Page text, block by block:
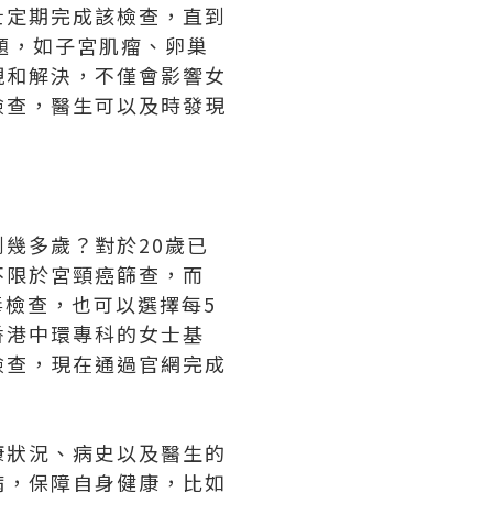
期完成該檢查，直到
如子宮肌瘤、卵巢
解決，不僅會影響女
，醫生可以及時發現
多歲？對於20歲已
於宮頸癌篩查，而
查，也可以選擇每5
中環專科的女士基
，現在通過官網完成
況、病史以及醫生的
保障自身健康，比如